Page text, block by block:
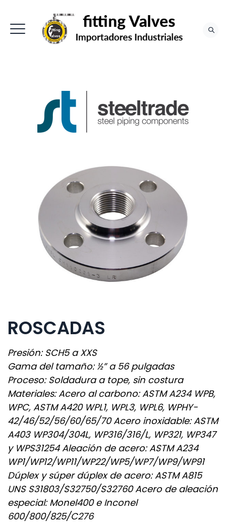
ROSCADAS
Presión: SCH5 a XXS
Gama del tamaño: ½” a 56 pulgadas
Proceso: Soldadura a tope, sin costura
Materiales: Acero al carbono: ASTM A234 WPB,
WPC, ASTM A420 WPL1, WPL3, WPL6, WPHY-
42/46/52/56/60/65/70 Acero inoxidable: ASTM
A403 WP304/304L, WP316/316/L, WP321, WP347
y WPS31254 Aleación de acero: ASTM A234
WP1/WP12/WP11/WP22/WP5/WP7/WP9/WP91
Dúplex y súper dúplex de acero: ASTM A815
UNS S31803/S32750/S32760 Acero de aleación
especial: Monel400 e Inconel
600/800/825/C276